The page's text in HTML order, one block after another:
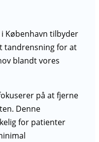
i København tilbyder
tandrensning for at
blandt vores
på at fjerne
Denne
for patienter